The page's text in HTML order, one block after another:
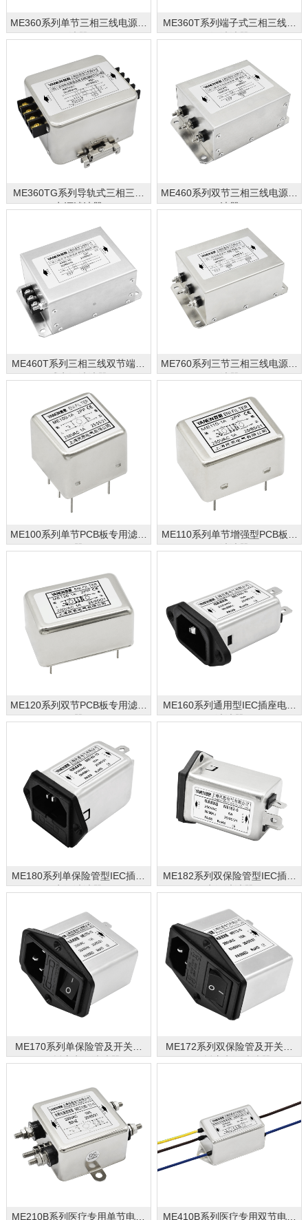
ME360系列单节三相三线电源滤
波器
ME360T系列端子式三相三线电
源滤波器
ME360TG系列导轨式三相三线
电源滤波器
ME460系列双节三相三线电源滤
波器
ME460T系列三相三线双节端子
式电源滤波器
ME760系列三节三相三线电源滤
波器
ME100系列单节PCB板专用滤波
器
ME110系列单节增强型PCB板专
用滤波器
ME120系列双节PCB板专用滤波
器
ME160系列通用型IEC插座电源
滤波器
ME180系列单保险管型IEC插座
电源滤波器
ME182系列双保险管型IEC插座
电源滤波器
ME170系列单保险管及开关型
IEC插座电源滤波器
ME172系列双保险管及开关型
IEC插座电源滤波器
ME210B系列医疗专用单节电源 ME410B系列医疗专用双节电源